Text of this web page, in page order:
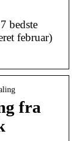
bedste
februar)
fra